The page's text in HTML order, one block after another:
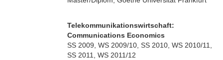
Telekommunikationswirtschaft:
Communications Economics
SS 2009, WS 2009/10, SS 2010, WS 2010/11,
SS 2011, WS 2011/12